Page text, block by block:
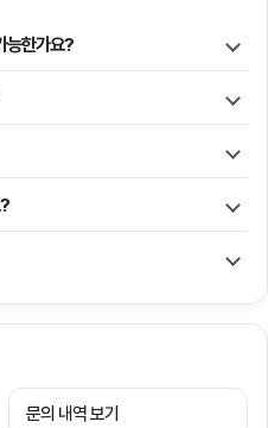
능한가요?
문의 내역 보기